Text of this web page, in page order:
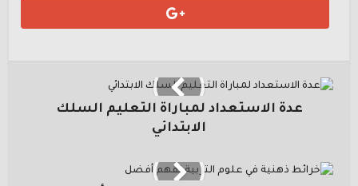
عدة الاستعداد لمباراة التعليم السلك
الابتدائي